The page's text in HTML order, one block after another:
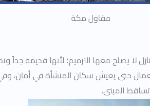
مقاول مكة
لا يصلح معها الترميم؛ لأنها قديمة
حتى يعيش سكان المنشأة في أمان،
المبنى.